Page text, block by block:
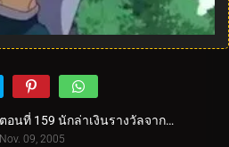
ตอนที่ 159 นักล่าเงินรางวัลจากถิ่นทุรกันดาร
Nov. 09, 2005